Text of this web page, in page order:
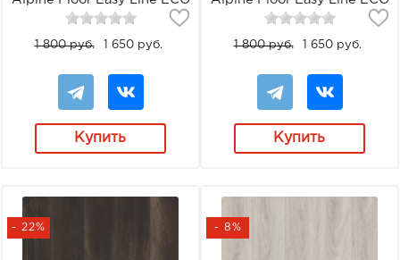
3-12 Орех светлый
1 800 руб. 1 650 руб.
Купить
3-14 Дуб снежный
1 800 руб. 1 650 руб.
Купить
- 22% - 8%